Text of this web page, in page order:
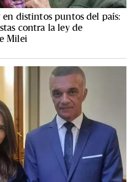
en distintos puntos del país:
contra la ley de
Milei